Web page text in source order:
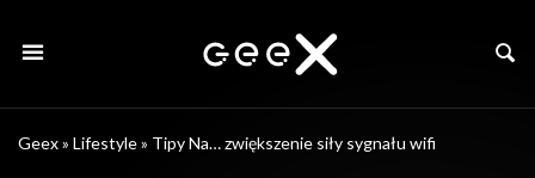
Geex» Lifestyle» Tipy Na… zwiększenie siły sygnału wifi